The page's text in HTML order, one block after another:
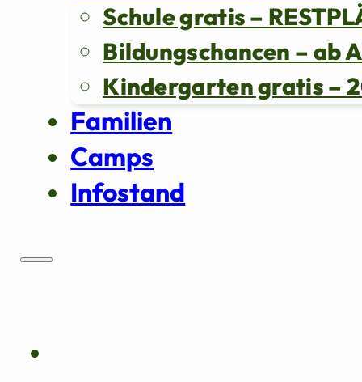
Schule gratis –
Bildungschancen – ab
Kindergarten gratis –
Familien
Camps
Infostand